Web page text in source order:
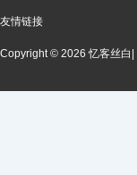
友情链接
Copyright © 2026 忆客丝白